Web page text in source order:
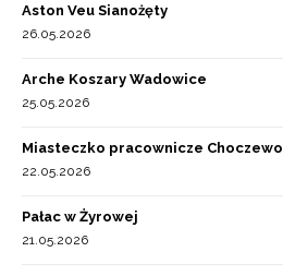
Aston Veu Sianożęty
26.05.2026
Arche Koszary Wadowice
25.05.2026
Miasteczko pracownicze Choczewo
22.05.2026
Pałac w Żyrowej
21.05.2026